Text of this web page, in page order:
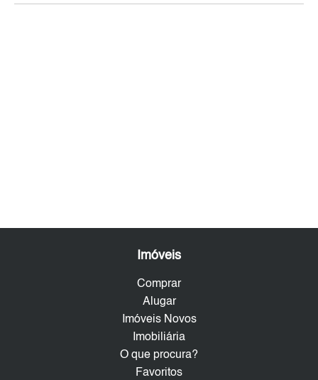
Imóveis
Comprar
Alugar
Imóveis Novos
Imobiliária
O que procura?
Favoritos